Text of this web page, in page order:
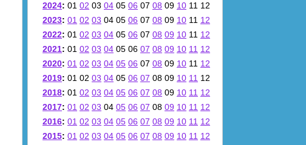
2024: 01 02 03 04 05 06 07 08 09 10 11 12
2023: 01 02 03 04 05 06 07 08 09 10 11 12
2022: 01 02 03 04 05 06 07 08 09 10 11 12
2021: 01 02 03 04 05 06 07 08 09 10 11 12
2020: 01 02 03 04 05 06 07 08 09 10 11 12
2019: 01 02 03 04 05 06 07 08 09 10 11 12
2018: 01 02 03 04 05 06 07 08 09 10 11 12
2017: 01 02 03 04 05 06 07 08 09 10 11 12
2016: 01 02 03 04 05 06 07 08 09 10 11 12
2015: 01 02 03 04 05 06 07 08 09 10 11 12